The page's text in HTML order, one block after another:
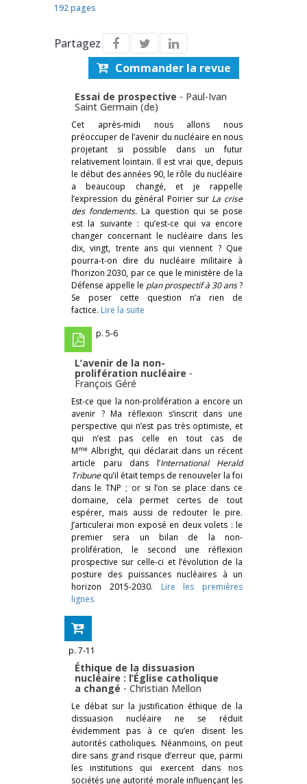
192 pages
Partagez
Commander la revue
Essai de prospective - Paul-Ivan
Saint Germain (de)
Cet après-midi nous allons nous
préoccuper de l’avenir du nucléaire en nous
projetant si possible dans un futur
relativement lointain. Il est vrai que, depuis
le début des années 90, le rôle du nucléaire
a beaucoup changé, et je rappelle
l’expression du général Poirier sur La crise
des fondements.La question qui se pose
est la suivante : qu’est-ce qui va encore
changer concernant le nucléaire dans les
dix, vingt, trente ans qui viennent ? Que
pourra-t-on dire du nucléaire militaire à
l’horizon 2030, par ce que le ministère de la
Défense appelle le plan prospectif à 30 ans?
Se poser cette question n’a rien de
factice. Lire la suite
p. 5-6
L’avenir de la non-
prolifération nucléaire -
François Géré
Est-ce que la non-prolifération a encore un
avenir ? Ma réflexion s’inscrit dans une
perspective qui n’est pas très optimiste, et
qui n’est pas celle en tout cas de
Mme Albright, qui déclarait dans un récent
article paru dans l’International Herald
Tribunequ’il était temps de renouveler la foi
dans le TNP ; or si l’on se place dans ce
domaine, cela permet certes de tout
espérer, mais aussi de redouter le pire.
J’articulerai mon exposé en deux volets : le
premier sera un bilan de la non-
prolifération, le second une réflexion
prospective sur celle-ci et l’évolution de la
posture des puissances nucléaires à un
horizon 2015-2030. Lire les premières
lignes
p. 7-11
Éthique de la dissuasion
nucléaire : l’Église catholique
a changé - Christian Mellon
Le débat sur la justification éthique de la
dissuasion nucléaire ne se réduit
évidemment pas à ce qu’en disent les
autorités catholiques. Néanmoins, on peut
dire sans grand risque d’erreur que, parmi
les institutions qui exercent dans nos
sociétés une autorité morale influençant les